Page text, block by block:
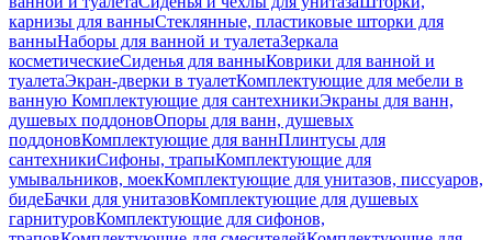
карнизы для ванныСтеклянные, пластиковые шторки для
ванныНаборы для ванной и туалетаЗеркала
косметическиеСиденья для ванныКоврики для ванной и
туалетаЭкран-дверки в туалетКомплектующие для мебели в
ванную Комплектующие для сантехникиЭкраны для ванн,
душевых поддоновОпоры для ванн, душевых
поддоновКомплектующие для ваннПлинтусы для
сантехникиСифоны, трапыКомплектующие для
умывальников, моекКомплектующие для унитазов, писсуаров,
бидеБачки для унитазовКомплектующие для душевых
гарнитуровКомплектующие для сифонов,